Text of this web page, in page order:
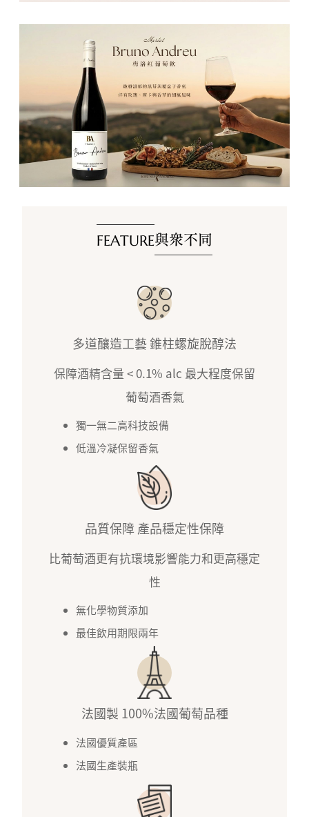
FEATURE與眾不同
多道釀造工藝 錐柱螺旋脫醇法
保障酒精含量 < 0.1% alc 最大程度保留
葡萄酒香氣
獨一無二高科技設備
低溫冷凝保留香氣
品質保障 產品穩定性保障
比葡萄酒更有抗環境影響能力和更高穩定
性
無化學物質添加
最佳飲用期限兩年
法國製 100%法國葡萄品種
法國優質產區
法國生產裝瓶